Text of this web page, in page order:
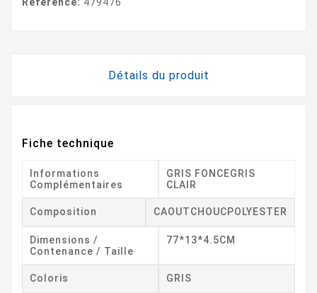
Reference: 479476
Détails du produit
Fiche technique
Informations
Complémentaires
GRIS FONCEGRIS
CLAIR
Composition CAOUTCHOUCPOLYESTER
Dimensions /
Contenance / Taille
77*13*4.5CM
Coloris GRIS